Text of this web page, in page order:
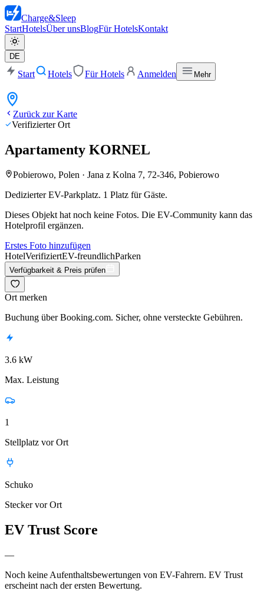
Charge&Sleep
StartHotelsÜber unsBlogFür HotelsKontakt
DE
Start Hotels Für Hotels Anmelden Mehr
Zurück zur Karte
Verifizierter Ort
Apartamenty KORNEL
Pobierowo, Polen · Jana z Kolna 7, 72-346, Pobierowo
Dedizierter EV-Parkplatz. 1 Platz für Gäste.
Dieses Objekt hat noch keine Fotos. Die EV-Community kann das
Hotelprofil ergänzen.
Erstes Foto hinzufügen
HotelVerifiziertEV-freundlichParken
Verfügbarkeit & Preis prüfen
Ort merken
Buchung über Booking.com. Sicher, ohne versteckte Gebühren.
3.6 kW
Max. Leistung
1
Stellplatz vor Ort
Schuko
Stecker vor Ort
EV Trust Score
—
Noch keine Aufenthaltsbewertungen von EV-Fahrern. EV Trust
erscheint nach der ersten Bewertung.